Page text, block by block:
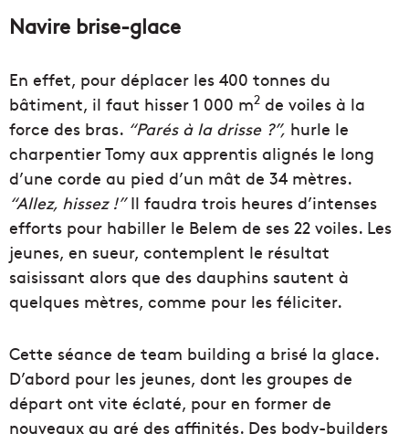
Navire brise-glace
En effet, pour déplacer les 400 tonnes du
bâtiment, il faut hisser 1 000 m2 de voiles à la
force des bras. “Parés à la drisse ?”, hurle le
charpentier Tomy aux apprentis alignés le long
d’une corde au pied d’un mât de 34 mètres.
“Allez, hissez !”Il faudra trois heures d’intenses
efforts pour habiller le Belem de ses 22 voiles. Les
jeunes, en sueur, contemplent le résultat
saisissant alors que des dauphins sautent à
quelques mètres, comme pour les féliciter.
Cette séance de team building a brisé la glace.
D’abord pour les jeunes, dont les groupes de
départ ont vite éclaté, pour en former de
nouveaux au gré des affinités. Des body-builders